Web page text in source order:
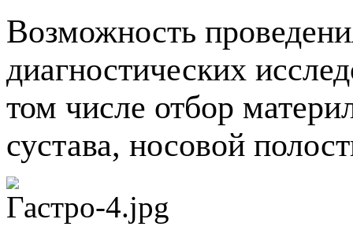
Возможность
диагностических
том числе отбор
сустава, носовой